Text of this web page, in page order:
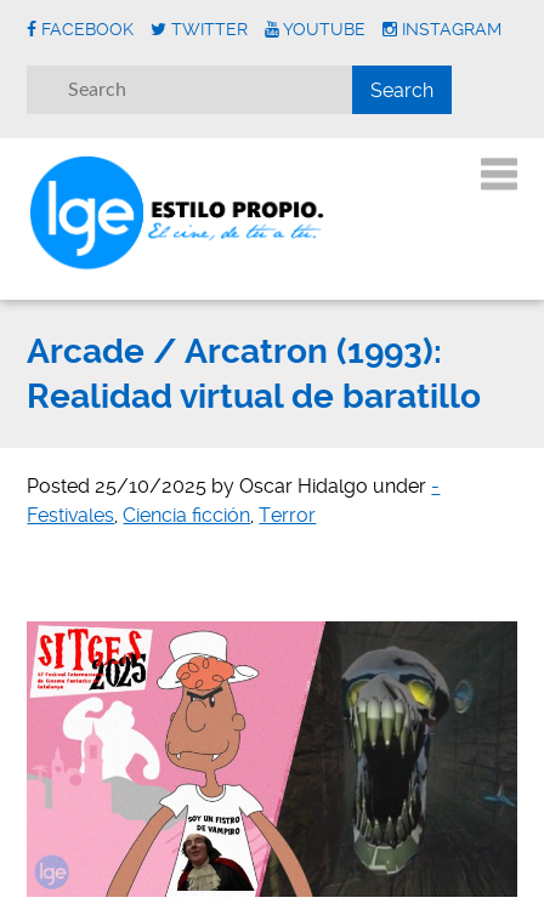
FACEBOOK TWITTER YOUTUBE INSTAGRAM
Arcade / Arcatron (1993):
Realidad virtual de baratillo
Posted25/10/2025 byOscar Hidalgo under -
Festivales,Ciencia ficción,Terror